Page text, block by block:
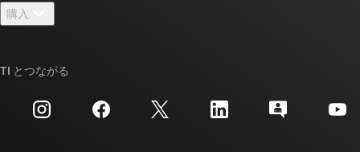
ニュース
イベント
投資家向け情報
TI E2E™ 設計サポート・フォーラム
クロスリファレンス検索
カスタマー・サポート・センター
購入
TI とつながる